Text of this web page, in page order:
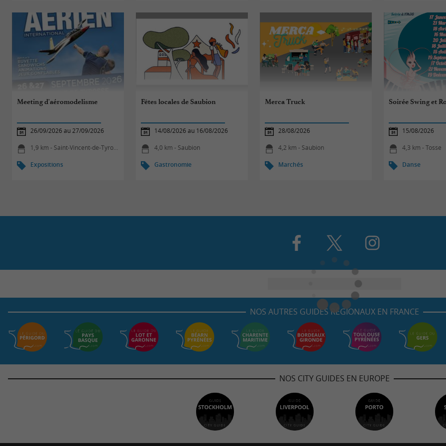
Meeting d'aéromodelisme
26/09/2026 au 27/09/2026
1,9 km - Saint-Vincent-de-Tyrosse
Expositions
Fêtes locales de Saubion
14/08/2026 au 16/08/2026
4,0 km - Saubion
Gastronomie
Merca Truck
28/08/2026
4,2 km - Saubion
Marchés
Soirée Swing et
15/08/2026
4,3 km - Tosse
Danse
NOS AUTRES GUIDES RÉGIONAUX EN FRANCE
NOS CITY GUIDES EN EUROPE